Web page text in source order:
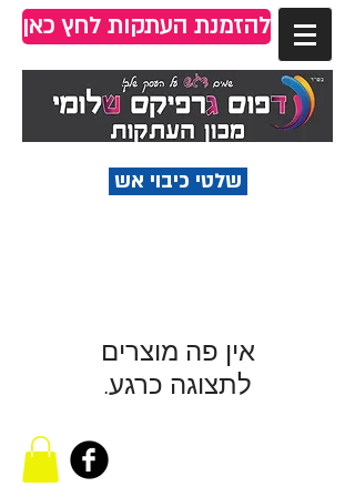
להזמנת העתקות לחץ כאן
שלטי כיבוי אש
לתצוגה כרגע.